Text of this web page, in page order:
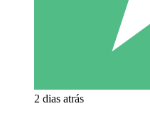
2 dias atrás